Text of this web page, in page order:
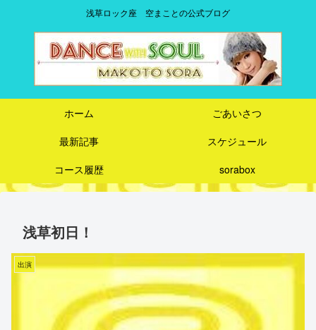
浅草ロック座 空まことの公式ブログ
ホーム
ごあいさつ
最新記事
スケジュール
コース履歴
sorabox
浅草初日！
出演